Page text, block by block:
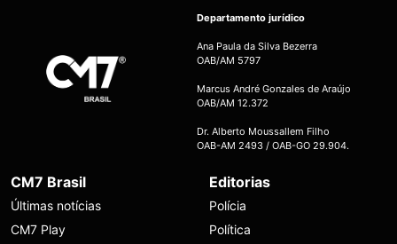
Departamento jurídico
Ana Paula da Silva Bezerra
OAB/AM 5797
Marcus André Gonzales de Araújo
OAB/AM 12.372
Dr. Alberto Moussallem Filho
OAB-AM 2493 / OAB-GO 29.904.
CM7 Brasil
Últimas notícias
CM7 Play
Editorias
Polícia
Política